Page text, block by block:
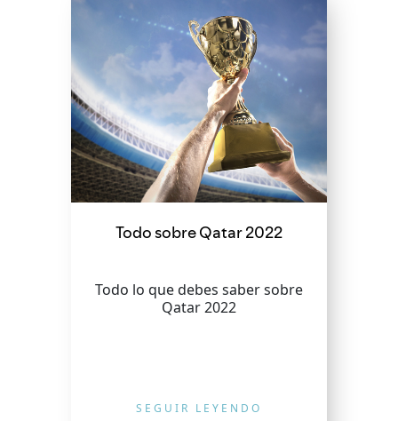
Todo sobre Qatar 2022
Todo lo que debes saber sobre
Qatar 2022
SEGUIR LEYENDO